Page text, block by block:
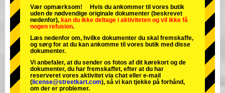
Tokyo Asakusa Osaka
Okinawa
Vær opmærksom! Hvis du ankommer til vores butik
uden de nødvendige originale dokumenter (beskrevet
nedenfor), kan du ikke deltage i aktiviteten og vil ikke få
nogen refusion.
Læs nedenfor om, hvilke dokumenter du skal fremskaffe,
og sørg for at du kan ankomme til vores butik med disse
dokumenter.
Vi anbefaler, at du sender os fotos af dit kørekort og de
dokumenter, du har fremskaffet, efter at du har
reserveret vores aktivitet via chat eller e-mail
( license@streetkart.com), så vi kan tjekke på forhånd,
om der er problemer.